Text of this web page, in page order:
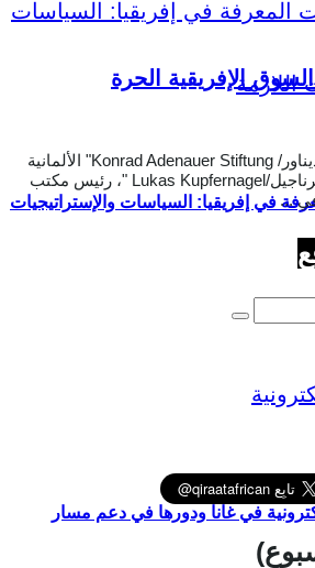
في إفريقيا: السياسات والإستراتيجيات
في غانا ودورها في دعم مسار
الإفريقية الحرة
نشرت مؤسسة "كونراد إديناور/ Konrad Adenauer Stiftung" الألمانية
تقريرًا أعده "لوكاس كوبفرناجيل/Lukas Kupfernagel "، رئيس مكتب
...